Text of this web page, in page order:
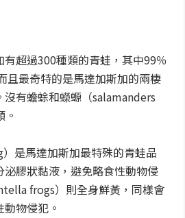
超過300種類的青蛙，其中99％
且最奇特的是馬達加斯加的兩棲
有蟾蜍和蠑螈（salamanders
是馬達加斯加最特殊的青蛙品
膠狀黏液，避免略食性動物侵
frogs）則全身鮮黃，同樣會
物侵犯。